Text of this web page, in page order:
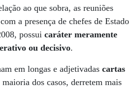
ao que sobra, as reuniões
a presença de chefes de Estado
possui caráter meramente
ou decisivo.
em longas e adjetivadas cartas
maioria dos casos, derretem mais